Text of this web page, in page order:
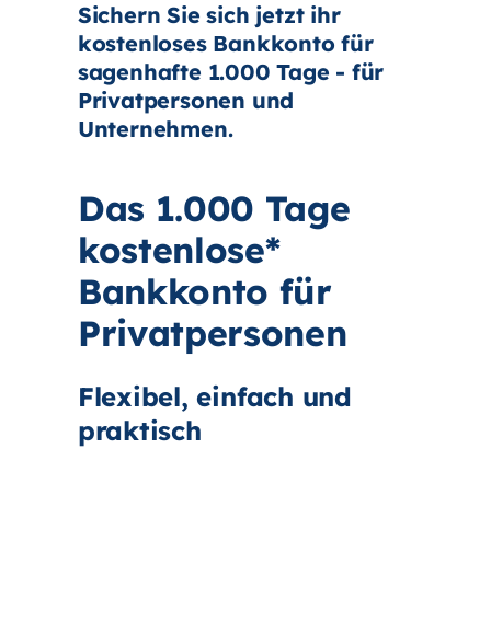
Sichern Sie sich jetzt ihr
kostenloses Bankkonto für
sagenhafte 1.000 Tage - für
Privatpersonen und
Unternehmen.
Das 1.000 Tage
kostenlose*
Bankkonto für
Privatpersonen
Flexibel, einfach und
praktisch